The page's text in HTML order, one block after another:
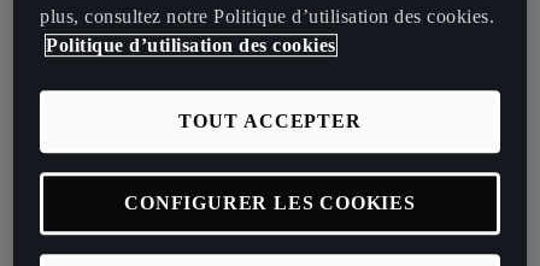
plus, consultez notre Politique d’utilisation des cookies.
Politique d’utilisation des cookies
TOUT ACCEPTER
CONFIGURER LES COOKIES